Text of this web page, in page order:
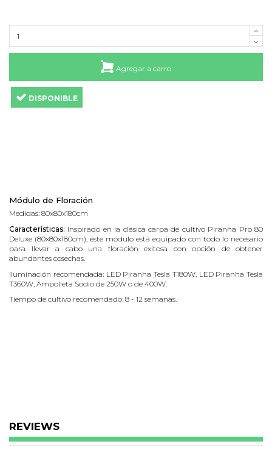
Agregar a carro
DISPONIBLE
Módulo de Floración
Medidas: 80x80x180cm
Características: Inspirado en la clásica carpa de cultivo Piranha Pro 80
Deluxe (80x80x180cm), éste módulo está equipado con todo lo necesario
para llevar a cabo una floración exitosa con opción de obtener
abundantes cosechas.
Iluminación recomendada: LED Piranha Tesla T180W, LED Piranha Tesla
T360W, Ampolleta Sodio de 250W o de 400W.
Tiempo de cultivo recomendado: 8 - 12 semanas.
REVIEWS